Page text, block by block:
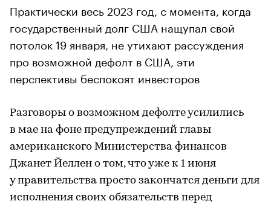
Практически весь 2023 год, с момента, когда
государственный долг США нащупал свой
потолок 19 января, не утихают рассуждения
про возможной дефолт в США, эти
перспективы беспокоят инвесторов
Разговоры о возможном дефолте усилились
в мае на фоне предупреждений главы
американского Министерства финансов
Джанет Йеллен о том, что уже к 1 июня
у правительства просто закончатся деньги для
исполнения своих обязательств перед